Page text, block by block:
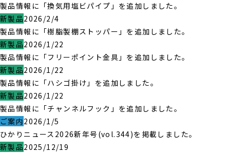
製品情報に「換気用塩ビパイプ」を追加しました。
新製品2026/2/4
製品情報に「樹脂製棚ストッパー」を追加しました。
新製品2026/1/22
製品情報に「フリーポイント金具」を追加しました。
新製品2026/1/22
製品情報に「ハシゴ掛け」を追加しました。
新製品2026/1/22
製品情報に「チャンネルフック」を追加しました。
ご案内2026/1/5
ひかりニュース2026新年号(vol.344)を掲載しました。
新製品2025/12/19